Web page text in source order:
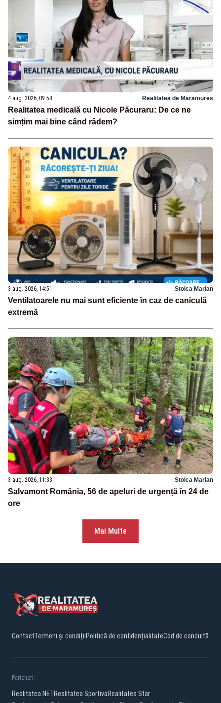
4 aug. 2026, 09:58 Realitatea de Maramures
Realitatea medicală cu Nicole Păcuraru: De ce ne
simțim mai bine când râdem?
3 aug. 2026, 14:51 Stoica Marian
Ventilatoarele nu mai sunt eficiente în caz de caniculă
extremă
3 aug. 2026, 11:33 Stoica Marian
Salvamont România, 56 de apeluri de urgență în 24 de
ore
Mai Multe
ContactTermeni și condițiiPolitică de confidențialitateCod de conduită
Parteneri:
Realitatea.NETRealitatea SportivaRealitatea Star